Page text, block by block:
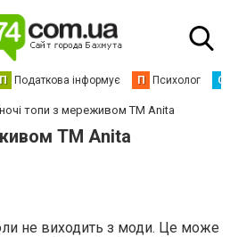
П Податкова інформує П Психолог С
топи з мереживом ТМ Anita
ТМ Anita
не виходить з моди. Це може